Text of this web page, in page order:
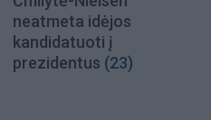
neatmeta idėjos
kandidatuoti į
prezidentus (23)